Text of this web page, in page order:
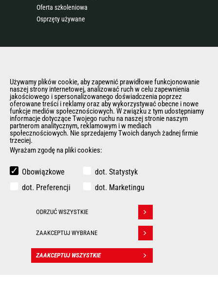
Oferta szkoleniowa
Osprzęty używane
Kontakt Manitou
Informacje Prawne
Eventy i pokazy
Aktualności
Historia
General Terms and Conditions of Sale
Polityka Rodo
Kariera
RMI Manitou
Edge Attachments
KONTAKT
Używamy plików cookie, aby zapewnić prawidłowe funkcjonowanie
naszej strony internetowej, analizować ruch w celu zapewnienia
jakościowego i spersonalizowanego doświadczenia poprzez
oferowane treści i reklamy oraz aby wykorzystywać obecne i nowe
funkcje mediów społecznościowych. W związku z tym udostępniamy
informacje dotyczące Twojego ruchu na naszej stronie naszym
partnerom analitycznym, reklamowym i w mediach
społecznościowych. Nie sprzedajemy Twoich danych żadnej firmie
trzeciej.
Wyrażam zgodę na pliki cookies:
Obowiązkowe
dot. Statystyk
dot. Preferencji
dot. Marketingu
ODRZUĆ WSZYSTKIE
ZAAKCEPTUJ WYBRANE
ZAAKCEPTUJ WSZYSTKIE